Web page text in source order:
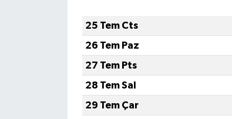
25 Tem Cts
26 Tem Paz
27 Tem Pts
28 Tem Sal
29 Tem Çar